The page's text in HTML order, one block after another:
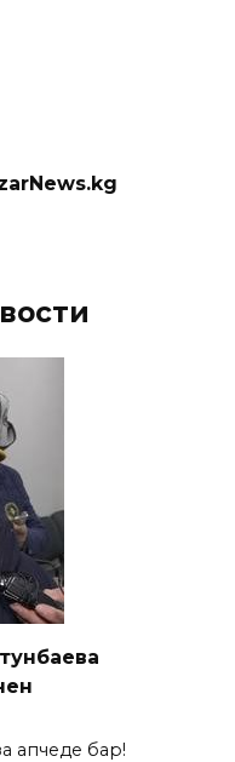
апчеде бар!